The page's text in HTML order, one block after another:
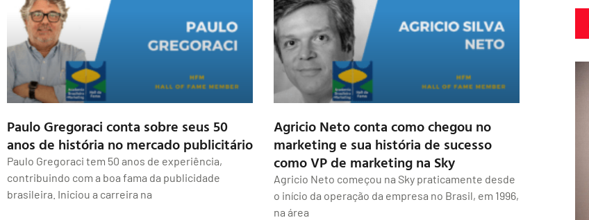
Paulo Gregoraci conta sobre seus 50
anos de história no mercado publicitário
Paulo Gregoraci tem 50 anos de experiência,
contribuindo com a boa fama da publicidade
brasileira. Iniciou a carreira na
Agricio Neto conta como chegou no
marketing e sua história de sucesso
como VP de marketing na Sky
Agricio Neto começou na Sky praticamente desde
o início da operação da empresa no Brasil, em 1996,
na área